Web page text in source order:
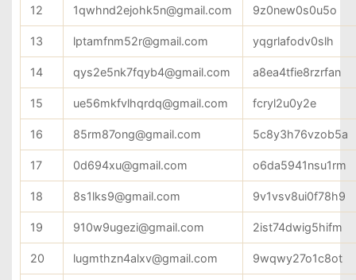
12 1qwhnd2ejohk5n@gmail.com 9z0new0s0u5o
13 lptamfnm52r@gmail.com yqgrlafodv0slh
14 qys2e5nk7fqyb4@gmail.com a8ea4tfie8rzrfan
15 ue56mkfvlhqrdq@gmail.com fcryl2u0y2e
16 85rm87ong@gmail.com 5c8y3h76vzob5a
17 0d694xu@gmail.com o6da5941nsu1rm
18 8s1lks9@gmail.com 9v1vsv8ui0f78h9
19 910w9ugezi@gmail.com 2ist74dwig5hifm
20 lugmthzn4alxv@gmail.com 9wqwy27o1c8ot